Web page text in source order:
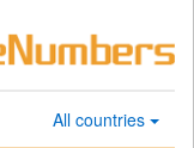
All countries